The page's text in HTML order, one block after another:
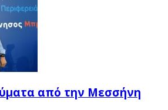
από την Μεσσήνη